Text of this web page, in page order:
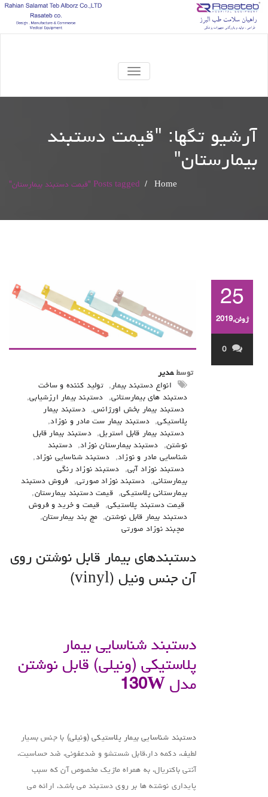
TOGGLE
NAVIGATION
آرشیو تگها: "قیمت دستبند
بیمارستان"
Home
/ Posts tagged "قیمت دستبند بیمارستان"
25
ژوئن,2019
0
توسط مدیر
انواع دستبند بیمار ,
تولید کننده و ساخت
دستبند های بیمارستانی, دستبند بیمار ارزشیابی,
دستبند بیمار بخش اورژانس,
دستبند بیمار
پلاستیکی, دستبند بیمار ست مادر و نوزاد,
دستبند بیمار قابل استریل,
دستبند بیمار قابل
نوشتن, دستبند بیمارستان نوزاد,
دستبند
شناسایی مادر و نوزاد, دستبند شناسایی نوزاد,
دستبند نوزاد آبی,
دستبند نوزاد رنگی
بیمارستانی, دستبند نوزاد صورتی,
فروش دستبند
بیمارستانی پلاستیکی, قیمت دستبند بیمارستان,
قیمت دستبند پلاستیکی,
قیمت و خرید و فروش
دستبند بیمار قابل نوشتن, مچ بند بیمارستان,
مچبند نوزاد صورتی
دستبندهای بیمار قابل نوشتن روی
آن جنس ونیل (vinyl)
دستبند شناسایی بیمار
پلاستیکی (ونیلی) قابل نوشتن
مدل 130W
دستبند شناسایی بیمار پلاستیکی (ونیلی) با جنس بسیار
لطیف، دکمه دار،قابل شستشو و ضدعفونی، ضد حساسیت،
آنتی باکتریال، به همراه ماژیک مخصوص آن که سبب
پایداری نوشته ها بر روی دستبند می باشد، ارائه می